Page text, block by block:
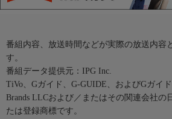
番組内容、放送時間などが実際の放送内容
す。
番組データ提供元：IPG Inc.
TiVo、Gガイド、G-GUIDE、およびGガイ
Brands LLCおよび／またはその関連会社の
たは登録商標です。